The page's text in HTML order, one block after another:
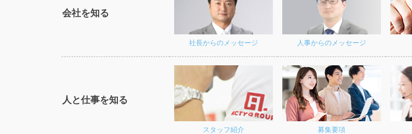
会社を知る
社長からの メッセージ 人事からの メッセージ
人と仕事を知る
スタッフ紹介 募集要項